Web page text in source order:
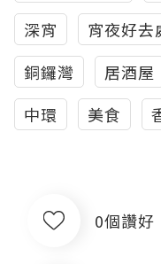
深宵
宵夜好去
銅鑼灣
居酒屋
中環
美食
0個讚好